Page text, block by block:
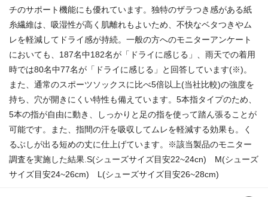
チのサポート機能にも優れています。独特のザラつき感がある紙
糸繊維は、吸湿性が高く肌離れもよいため、不快なベタつきやム
レを軽減してドライ感が持続。一般の方へのモニターアンケート
においても、187名中182名が「ドライに感じる」、雨天での着用
時では80名中77名が「ドライに感じる」と回答しています(※)。
また、通常のスポーツソックスに比べ5倍以上(当社比較)の強度を
持ち、穴が開きにくい特性も備えています。5本指タイプのため、
5本の指が自由に動き、しっかりと足の指を使って踏ん張ることが
可能です。また、指間の汗を吸収してムレを軽減する効果も。く
るぶしが出る短めの丈に仕上げています。※該当製品のモニター
調査を実施した結果.S(シューズサイズ目安22~24cn) M(シューズ
サイズ目安24~26cm) L(シューズサイズ目安26~28cm)